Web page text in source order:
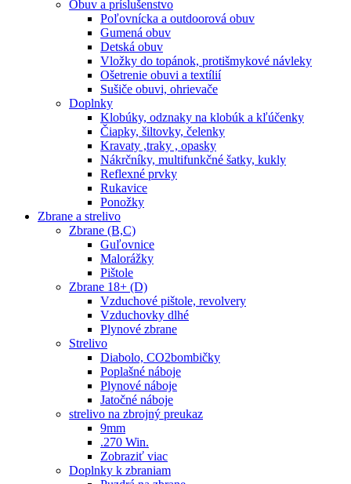
Obuv a príslušenstvo
Poľovnícka a outdoorová obuv
Gumená obuv
Detská obuv
Vložky do topánok, protišmykové návleky
Ošetrenie obuvi a textílií
Sušiče obuvi, ohrievače
Doplnky
Klobúky, odznaky na klobúk a kľúčenky
Čiapky, šiltovky, čelenky
Kravaty ,traky , opasky
Nákrčníky, multifunkčné šatky, kukly
Reflexné prvky
Rukavice
Ponožky
Zbrane a strelivo
Zbrane (B,C)
Guľovnice
Malorážky
Pištole
Zbrane 18+ (D)
Vzduchové pištole, revolvery
Vzduchovky dlhé
Plynové zbrane
Strelivo
Diabolo, CO2bombičky
Poplašné náboje
Plynové náboje
Jatočné náboje
strelivo na zbrojný preukaz
9mm
.270 Win.
Zobraziť viac
Doplnky k zbraniam